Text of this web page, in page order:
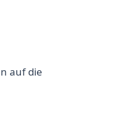
auf die